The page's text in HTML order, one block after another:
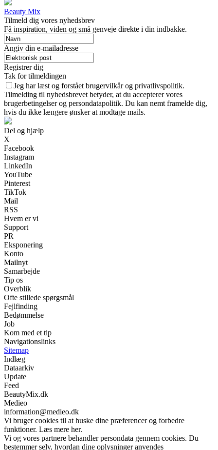
Beauty Mix
Tilmeld dig vores nyhedsbrev
Få inspiration, viden og små genveje direkte i din indbakke.
Angiv din e-mailadresse
Registrer dig
Tak for tilmeldingen
Jeg har læst og forstået brugervilkår og privatlivspolitik.
Tilmelding til nyhedsbrevet betyder, at du accepterer vores
brugerbetingelser og persondatapolitik. Du kan nemt framelde dig,
hvis du ikke længere ønsker at modtage mails.
Del og hjælp
X
Facebook
Instagram
LinkedIn
YouTube
Pinterest
TikTok
Mail
RSS
Hvem er vi
Support
PR
Eksponering
Konto
Mailnyt
Samarbejde
Tip os
Overblik
Ofte stillede spørgsmål
Fejlfinding
Bedømmelse
Job
Kom med et tip
Navigationslinks
Sitemap
Indlæg
Dataarkiv
Update
Feed
BeautyMix.dk
Medieo
information@medieo.dk
Vi bruger cookies til at huske dine præferencer og forbedre
funktioner. Læs mere her.
Vi og vores partnere behandler persondata gennem cookies. Du
bestemmer selv, hvordan dine oplysninger anvendes